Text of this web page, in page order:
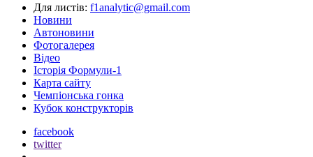
Для листів: f1analytic@gmail.com
Новини
Автоновини
Фотогалерея
Відео
Історія Формули-1
Карта сайту
Чемпіонська гонка
Кубок конструкторів
facebook
twitter